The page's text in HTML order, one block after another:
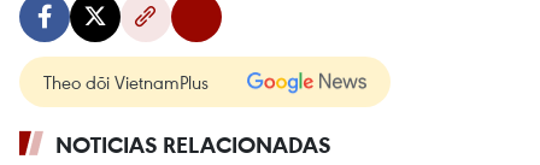
Theo dõi VietnamPlus
NOTICIAS RELACIONADAS